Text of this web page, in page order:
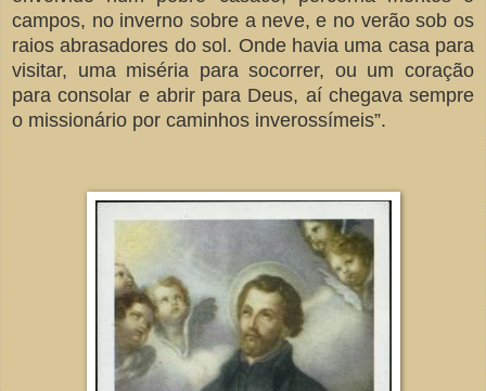
campos, no inverno sobre a neve, e no verão sob os
raios abrasadores do sol. Onde havia uma casa para
visitar, uma miséria para socorrer, ou um coração
para consolar e abrir para Deus, aí chegava sempre
o missionário por caminhos inverossímeis”.